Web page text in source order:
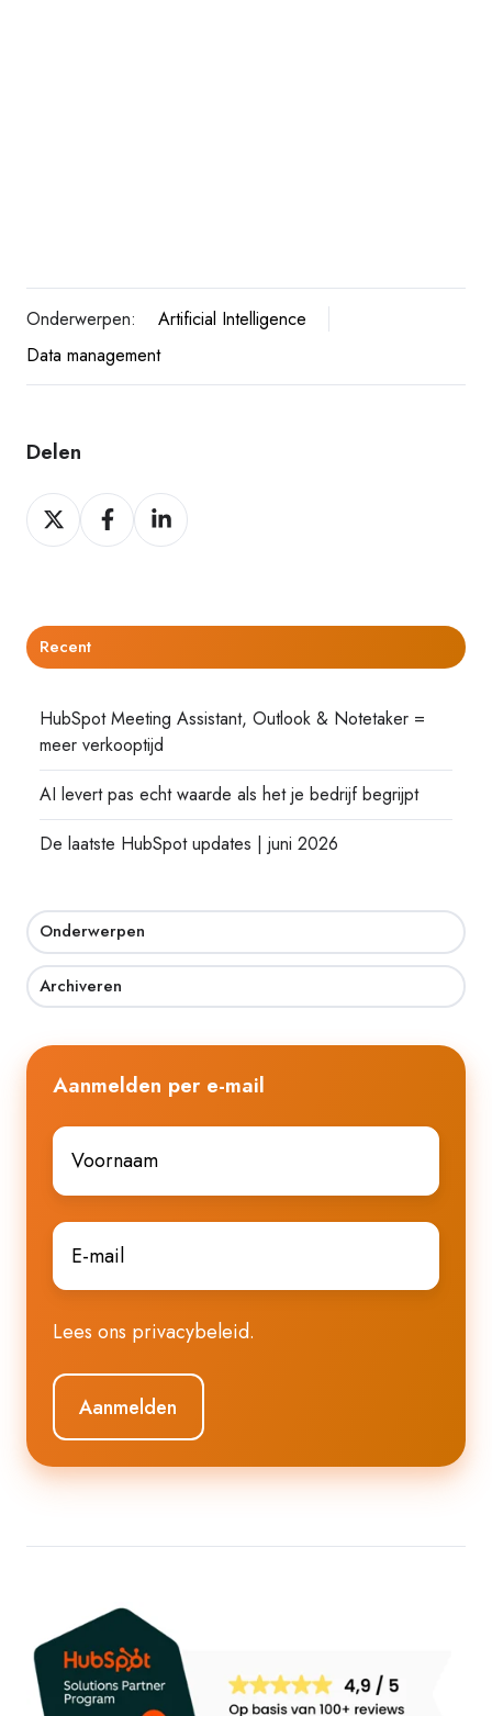
Onderwerpen:
Artificial Intelligence
Data management
Delen
Delen
op
Delen
op
Delen
op
Recent
HubSpot Meeting Assistant, Outlook & Notetaker =
meer verkooptijd
AI levert pas echt waarde als het je bedrijf begrijpt
De laatste HubSpot updates | juni 2026
Onderwerpen
Archiveren
Aanmelden per e-mail
Voornaam
E-
mail*
Lees ons privacybeleid.